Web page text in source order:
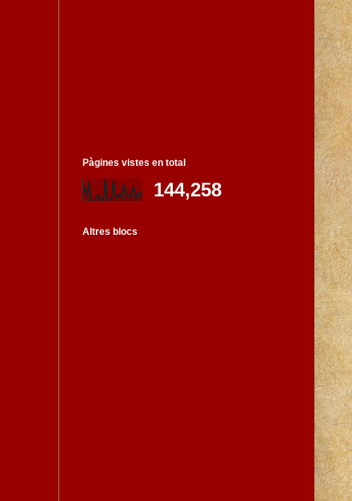
Pàgines vistes en total
144,258
Altres blocs